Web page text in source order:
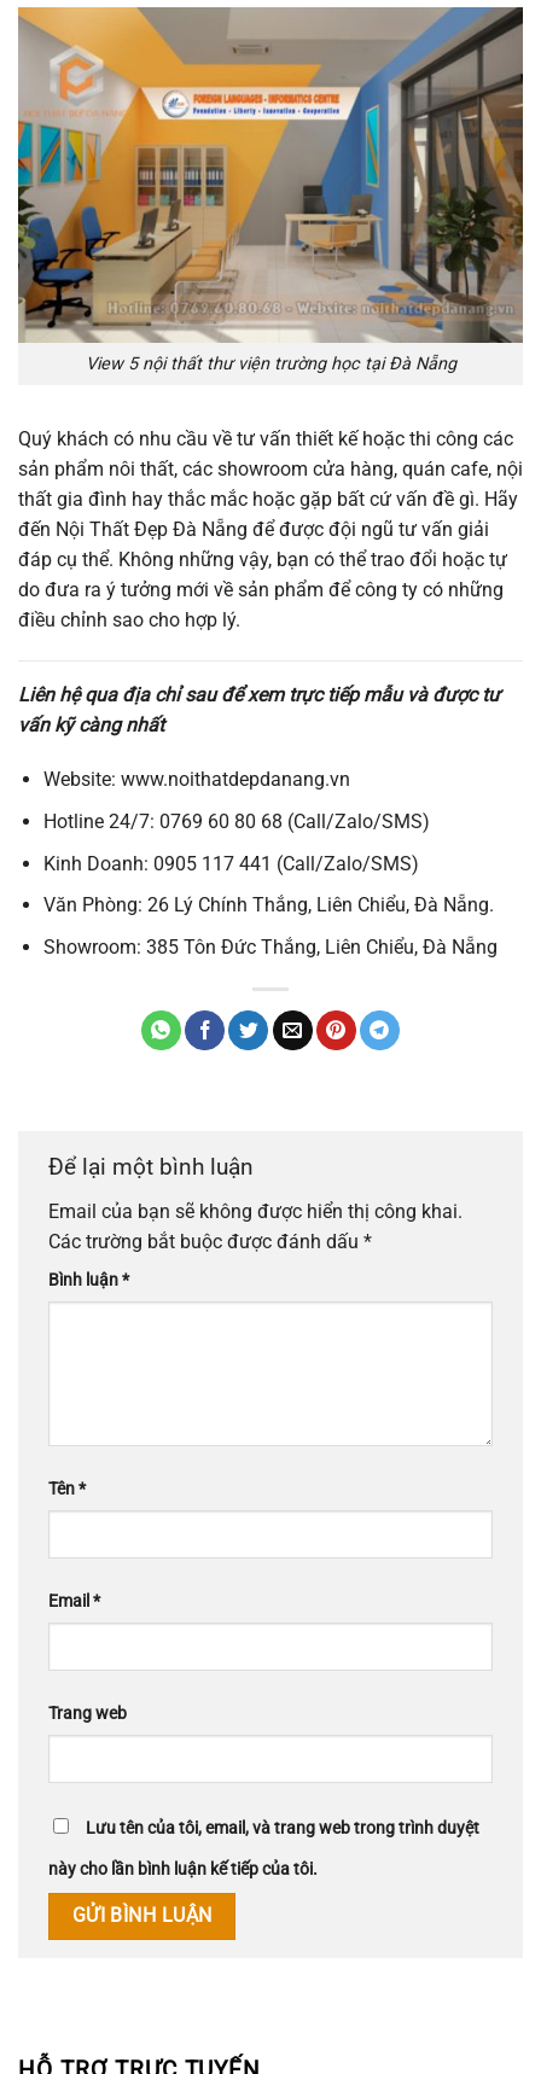
View 5 nội thất thư viện trường học tại Đà Nẵng
Quý khách có nhu cầu về tư vấn thiết kế hoặc thi công các
sản phẩm nôi thất, các showroom cửa hàng, quán cafe, nội
thất gia đình hay thắc mắc hoặc gặp bất cứ vấn đề gì. Hãy
đến Nội Thất Đẹp Đà Nẵng để được đội ngũ tư vấn giải
đáp cụ thể. Không những vậy, bạn có thể trao đổi hoặc tự
do đưa ra ý tưởng mới về sản phẩm để công ty có những
điều chỉnh sao cho hợp lý.
Liên hệ qua địa chỉ sau để xem trực tiếp mẫu và được tư
vấn kỹ càng nhất
Website: www.noithatdepdanang.vn
Hotline 24/7: 0769 60 80 68 (Call/Zalo/SMS)
Kinh Doanh: 0905 117 441 (Call/Zalo/SMS)
Văn Phòng: 26 Lý Chính Thắng, Liên Chiểu, Đà Nẵng.
Showroom: 385 Tôn Đức Thắng, Liên Chiểu, Đà Nẵng
Để lại một bình luận
Email của bạn sẽ không được hiển thị công khai.
Các trường bắt buộc được đánh dấu *
Bình luận*
Tên*
Email *
Trang web
Lưu tên của tôi, email, và trang web trong trình duyệt
này cho lần bình luận kế tiếp của tôi.